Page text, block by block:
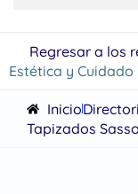
Regresar a los
Estética y Cuidado
Inicio
Tapizados Sasso